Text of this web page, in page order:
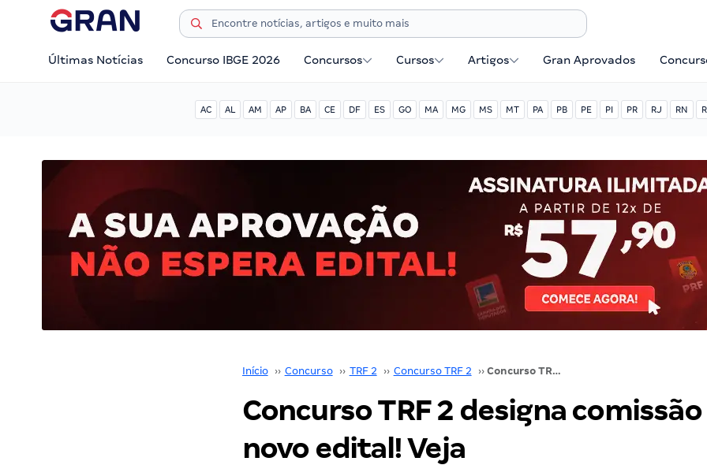
Últimas Notícias Concurso IBGE 2026 Concursos Cursos Artigos Gran Aprovados
AC AL AM AP BA CE DF ES GO MA MG MS MT PA PB PE PI PR RJ RN
Início ›› Concurso ›› TRF 2 ›› Concurso TRF 2 ›› Concurso TRF 2 designa comissão para novo edital! Veja
Concurso TRF 2 designa
novo edital! Veja